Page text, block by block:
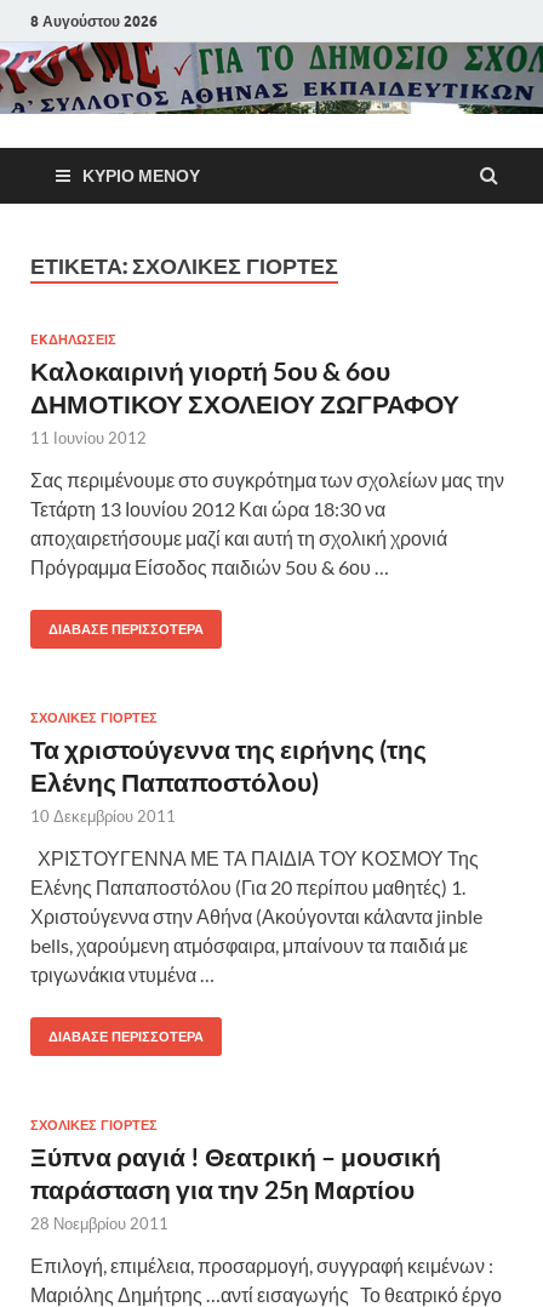
8 Αυγούστου 2026
Α΄
Αθηνών
ΚΎΡΙΟ ΜΕΝΟΎ
ΕΤΙΚΈΤΑ:ΣΧΟΛΙΚΈΣ ΓΙΟΡΤΈΣ
EKΔΗΛΩΣΕΙΣ
Καλοκαιρινή γιορτή 5ου & 6ου
ΔΗΜΟΤΙΚΟΥ ΣΧΟΛΕΙΟΥ ΖΩΓΡΑΦΟΥ
11 Ιουνίου 2012
Σας περιμένουμε στο συγκρότημα των σχολείων μας την
Τετάρτη 13 Ιουνίου 2012 Και ώρα 18:30 να
αποχαιρετήσουμε μαζί και αυτή τη σχολική χρονιά
Πρόγραμμα Είσοδος παιδιών 5ου & 6ου …
ΔΙΆΒΑΣΕ ΠΕΡΙΣΣΌΤΕΡΑ
ΣΧΟΛΙΚΈΣ ΓΙΟΡΤΈΣ
Τα χριστούγεννα της ειρήνης (της
Ελένης Παπαποστόλου)
10 Δεκεμβρίου 2011
ΧΡΙΣΤΟΥΓΕΝΝΑ ΜΕ ΤΑ ΠΑΙΔΙΑ ΤΟΥ ΚΟΣΜΟΥ Της
Ελένης Παπαποστόλου (Για 20 περίπου μαθητές) 1.
Χριστούγεννα στην Αθήνα (Ακούγονται κάλαντα jinble
bells, χαρούμενη ατμόσφαιρα, μπαίνουν τα παιδιά με
τριγωνάκια ντυμένα …
ΔΙΆΒΑΣΕ ΠΕΡΙΣΣΌΤΕΡΑ
ΣΧΟΛΙΚΈΣ ΓΙΟΡΤΈΣ
Ξύπνα ραγιά ! Θεατρική – μουσική
παράσταση για την 25η Μαρτίου
28 Νοεμβρίου 2011
Επιλογή, επιμέλεια, προσαρμογή, συγγραφή κειμένων :
Μαριόλης Δημήτρης …αντί εισαγωγής Το θεατρικό έργο